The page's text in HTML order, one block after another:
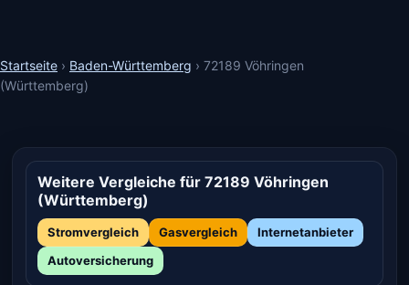
Startseite › Baden-Württemberg › 72189 Vöhringen
(Württemberg)
Weitere Vergleiche für 72189 Vöhringen
(Württemberg)
Stromvergleich Gasvergleich
Internetanbieter
Autoversicherung